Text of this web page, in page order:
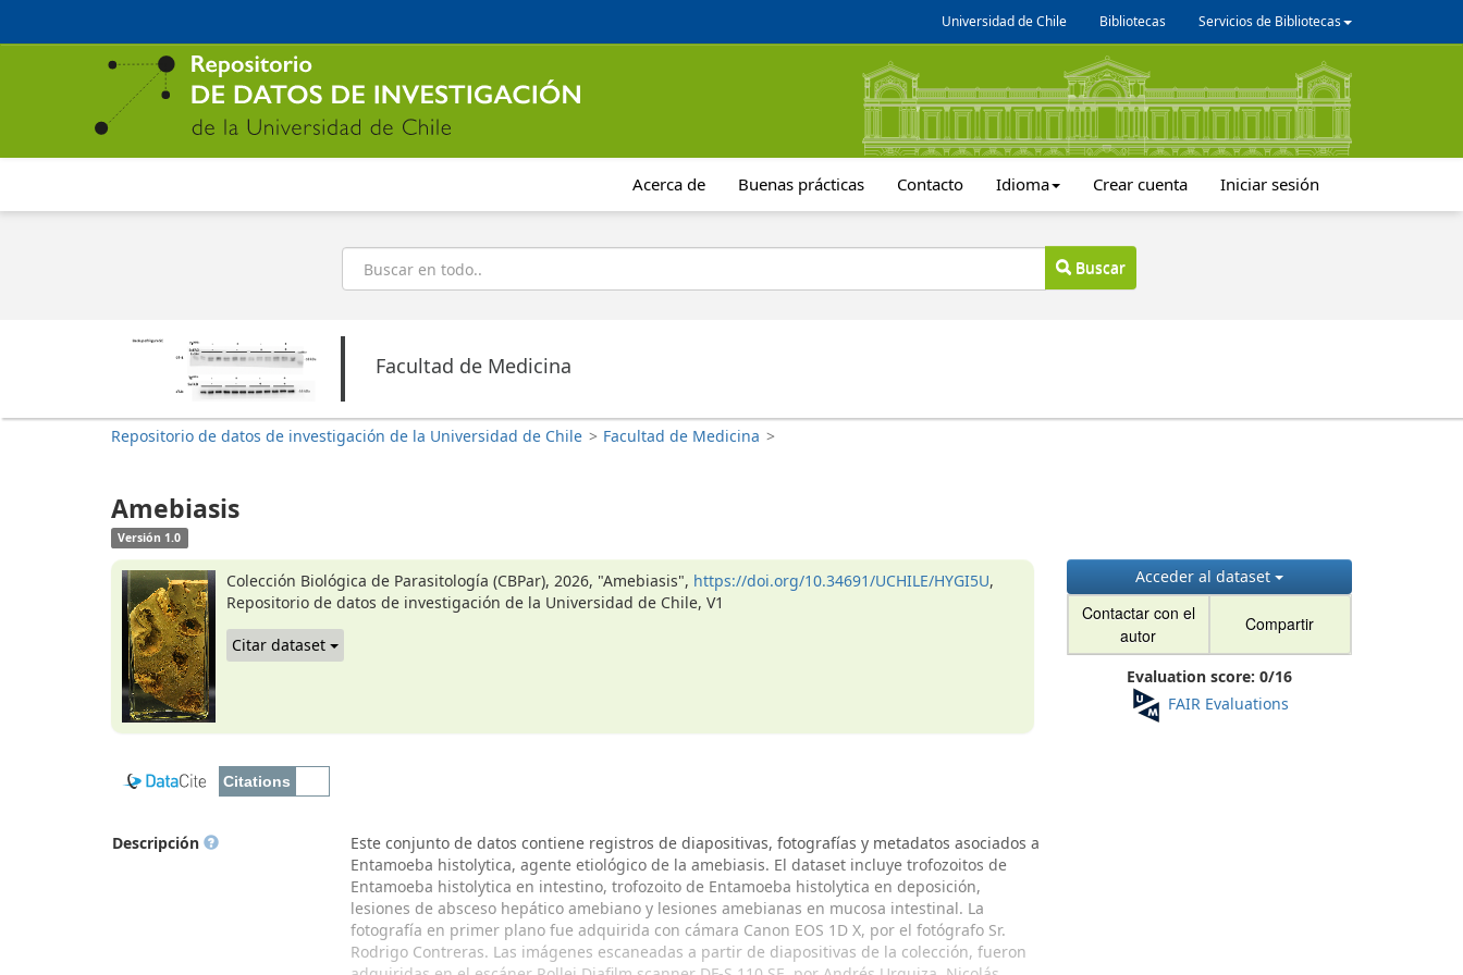
contenido
Universidad de Chile Bibliotecas Servicios de Bibliotecas
Acerca de Buenas prácticas Contacto Idioma Crear cuenta Iniciar sesión
Buscar
Buscar
Facultad de Medicina
Repositorio de datos de investigación de la Universidad de Chile > Facultad de Medicina >
Amebiasis
Versión 1.0
Colección Biológica de Parasitología (CBPar), 2026, "Amebiasis", https://doi.org/10.34691/UCHILE/HYGI5U,
Repositorio de datos de investigación de la Universidad de Chile, V1
Citar dataset
Acceder al dataset
Contactar con el
autor
Compartir
Evaluation score: 0/16
FAIR Evaluations
Descripción
Este conjunto de datos contiene registros de diapositivas, fotografías y metadatos asociados a
Entamoeba histolytica, agente etiológico de la amebiasis. El dataset incluye trofozoitos de
Entamoeba histolytica en intestino, trofozoito de Entamoeba histolytica en deposición,
lesiones de absceso hepático amebiano y lesiones amebianas en mucosa intestinal. La
fotografía en primer plano fue adquirida con cámara Canon EOS 1D X, por el fotógrafo Sr.
Rodrigo Contreras. Las imágenes escaneadas a partir de diapositivas de la colección, fueron